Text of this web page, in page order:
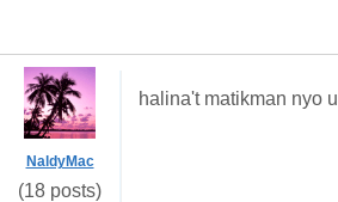
NaldyMac
(18 posts)
halina't matikman nyo